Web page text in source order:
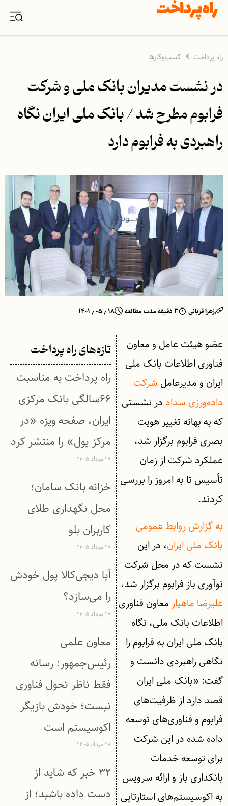
راه پرداخت کسب‌وکارها
در نشست مدیران بانک ملی و شرکت
فرابوم مطرح شد / بانک ملی ایران نگاه
راهبردی به فرابوم دارد
زهرا قربانی ۳ دقیقه مدت مطالعه ۱۸ ٫ ۰۵ ٫ ۱۴۰۱
عضو هیئت عامل و معاون
فناوری اطلاعات بانک ملی
ایران و مدیرعامل شرکت
داده‌ورزی سداد در نشستی
که به بهانه تغییر هویت
بصری فرابوم برگزار شد،
عملکرد شرکت از زمان
تأسیس تا به امروز را بررسی
کردند.
به گزارش روابط عمومی
بانک ملی ایران، در این
نشست که در محل شرکت
نوآوری باز فرابوم برگزار شد،
علیرضا ماهیار معاون فناوری
اطلاعات بانک ملی، نگاه
بانک ملی ایران به فرابوم را
نگاهی راهبردی دانست و
گفت: «بانک ملی ایران
قصد دارد از ظرفیت‌های
فرابوم و فناوری‌های توسعه
داده شده در این شرکت
برای توسعه خدمات
بانکداری باز و ارائه سرویس
به اکوسیستم‌های استارتاپی
تازه‌های راه پرداخت
راه پرداخت به مناسبت
۶۶سالگی بانک مرکزی
ایران، صفحه ویژه «در
مرکز پول» را منتشر کرد
۱۸ مرداد ۱۴۰۵
خزانه بانک سامان؛
محل نگهداری طلای
کاربران بلو
۱۷ مرداد ۱۴۰۵
آیا دیجی‌کالا پول خودش
را می‌سازد؟
۱۷ مرداد ۱۴۰۵
معاون علمی
رئیس‌جمهور: رسانه
فقط ناظر تحول فناوری
نیست؛ خودش بازیگر
اکوسیستم است
۱۷ مرداد ۱۴۰۵
۳۲ خبر که شاید از
دست داده باشید؛ از